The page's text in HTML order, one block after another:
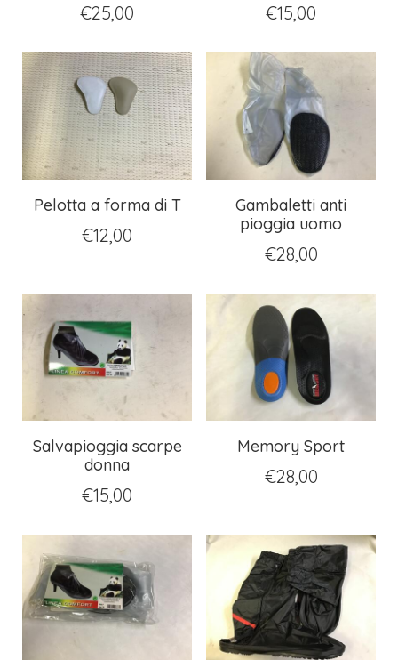
€25,00 €15,00
Pelotta a forma di T
€12,00
Gambaletti anti
pioggia uomo
€28,00
Salvapioggia scarpe
donna
€15,00
Memory Sport
€28,00